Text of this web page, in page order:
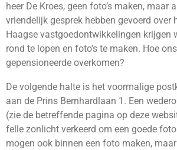
heer De Kroes, geen foto’s maken, maar
vriendelijk gesprek hebben gevoerd over
Haagse vastgoedontwikkelingen krijgen
rond te lopen en foto’s te maken. Hoe
gepensioneerde overkomen?
De volgende halte is het voormalige
aan de Prins Bernhardlaan 1. Een
(zie de betreffende pagina op deze
felle zonlicht verkeerd om een goede
mogen ook binnen een foto maken,